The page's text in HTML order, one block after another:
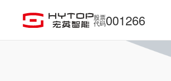
股票
代码001266